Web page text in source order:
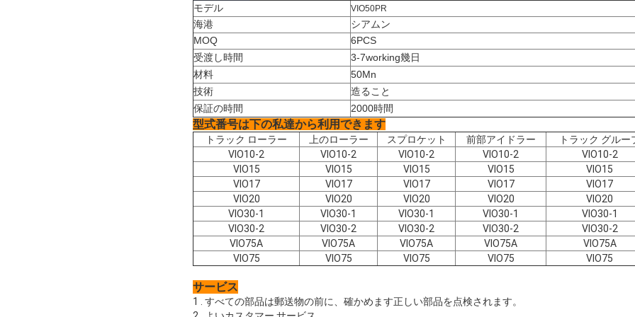
モデル VIO50PR
海港
シアムン
MOQ
6PCS
受渡し時間
3-7working幾日
材料
50Mn
技術
造ること
保証の時間
2000時間
型式番号は下の私達から利用できます
トラック ローラー 上のローラー スプロケット 前部アイドラー
トラック グルー
VIO10-2
VIO10-2 VIO10-2 VIO10-2
VIO10-2
VIO15
VIO15 VIO15 VIO15
VIO15
VIO17
VIO17 VIO17 VIO17
VIO17
VIO20
VIO20 VIO20 VIO20
VIO20
VIO30-1
VIO30-1 VIO30-1 VIO30-1
VIO30-1
VIO30-2
VIO30-2 VIO30-2 VIO30-2
VIO30-2
VIO75A
VIO75A VIO75A VIO75A
VIO75A
VIO75
VIO75 VIO75 VIO75 VIO75
サービス
1 . すべての部品は郵送物の前に、確かめます正しい部品を点検されます。